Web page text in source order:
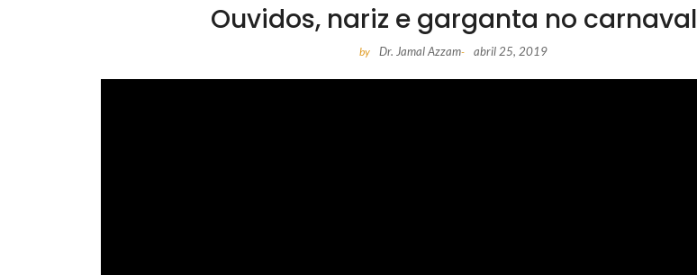
Ouvidos, nariz e garganta no carnaval
by Dr. Jamal Azzam- abril 25, 2019